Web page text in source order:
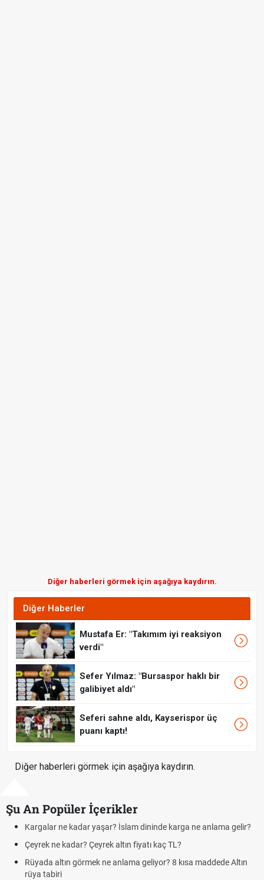
Diğer haberleri görmek için aşağıya kaydırın.
Diğer Haberler
Mustafa Er: "Takımım iyi reaksiyon
verdi"
Sefer Yılmaz: "Bursaspor haklı bir
galibiyet aldı"
Seferi sahne aldı, Kayserispor üç
puanı kaptı!
Diğer haberleri görmek için aşağıya kaydırın.
Şu An Popüler İçerikler
ne kadar yaşar? İslam dininde karga ne anlama gelir?
ne kadar? Çeyrek altın fiyatı kaç TL?
altın görmek ne anlama geliyor? 8 kısa maddede Altın
tabiri